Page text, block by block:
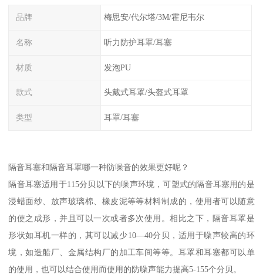
品牌 梅思安/代尔塔/3M/霍尼韦尔
名称 听力防护耳罩/耳塞
材质 发泡PU
款式 头戴式耳罩/头盔式耳罩
类型 耳罩/耳塞
隔音耳塞和隔音耳罩哪一种防噪音的效果更好呢？
隔音耳塞适用于115分贝以下的噪声环境，可塑式的隔音耳塞用的是
浸蜡面纱、放声玻璃棉、橡皮泥等等材料制成的，使用者可以随意
的使之成形，并且可以一次或者多次使用。相比之下，隔音耳罩是
形状如耳机一样的，其可以减少10—40分贝，适用于噪声较高的环
境，如造船厂、金属结构厂的加工车间等等。耳罩和耳塞都可以单
的使用，也可以结合使用而使用的防噪声能力提高5-155个分贝。